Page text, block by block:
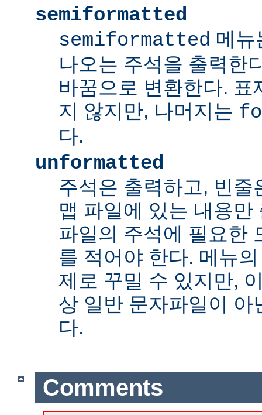
semiformatted
semiformatted 메뉴
나오는 주석을 출력한
바꿈으로 변환한다.
지 않지만, 나머지는
다.
unformatted
주석은 출력하고, 빈줄
맵 파일에 있는 내용
파일의 주석에 필요한
를 적어야 한다. 메뉴
제로 꾸밀 수 있지만,
상 일반 문자파일이 아
다.
Comments